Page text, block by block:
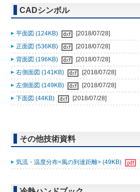
CADシンボル
平面図 (124KB)
[2018/07/28]
正面図 (536KB)
[2018/07/28]
背面図 (196KB)
[2018/07/28]
右側面図 (141KB)
[2018/07/28]
左側面図 (149KB)
[2018/07/28]
下面図 (44KB)
[2018/07/28]
その他技術資料
気流・温度分布<風の到達距離> (49KB)